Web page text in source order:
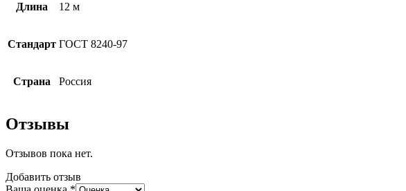
Длина 12 м
Стандарт ГОСТ 8240-97
Страна Россия
Отзывы
Отзывов пока нет.
Добавить отзыв